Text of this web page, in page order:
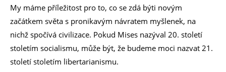
My máme příležitost pro to, co se zdá býti novým
začátkem světa s pronikavým návratem myšlenek, na
nichž spočívá civilizace. Pokud Mises nazýval 20. století
stoletím socialismu, může být, že budeme moci nazvat 21.
století stoletím libertarianismu.